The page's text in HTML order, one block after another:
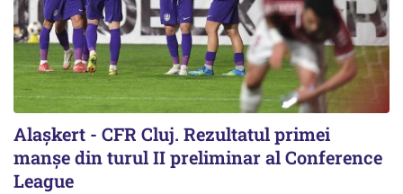
Alaşkert - CFR Cluj. Rezultatul primei
manșe din turul II preliminar al Conference
League